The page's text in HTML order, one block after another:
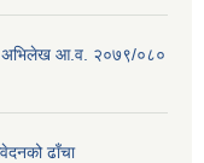
मुल अभिलेख आ.व. २०७९/०८०
ढाँचा